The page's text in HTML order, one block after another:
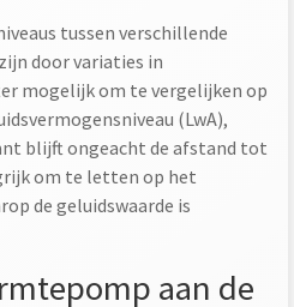
tussen verschillende
door variaties in
mogelijk om te vergelijken op
(LwA),
blijft ongeacht de afstand tot
om te letten op het
de geluidswaarde is
aan de